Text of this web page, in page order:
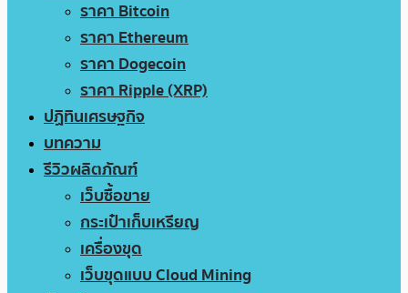
ราคา Bitcoin
ราคา Ethereum
ราคา Dogecoin
ราคา Ripple (XRP)
ปฏิทินเศรษฐกิจ
บทความ
รีวิวผลิตภัณฑ์
เว็บซื้อขาย
กระเป๋าเก็บเหรียญ
เครื่องขุด
เว็บขุดแบบ Cloud Mining